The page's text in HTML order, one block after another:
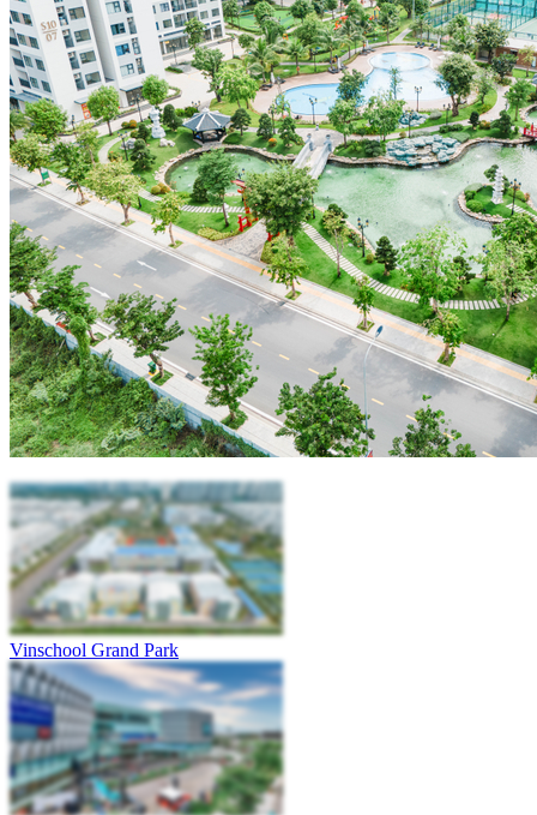
Vinschool Grand Park